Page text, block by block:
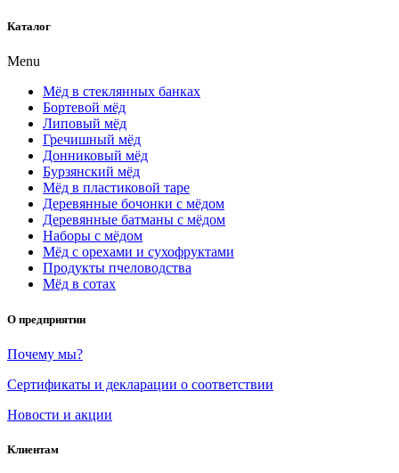
Каталог
Menu
Мёд в стеклянных банках
Бортевой мёд
Липовый мёд
Гречишный мёд
Донниковый мёд
Бурзянский мёд
Мёд в пластиковой таре
Деревянные бочонки с мёдом
Деревянные батманы с мёдом
Наборы с мёдом
Мёд с орехами и сухофруктами
Продукты пчеловодства
Мёд в сотах
О предприятии
Почему мы?
Сертификаты и декларации о соответствии
Новости и акции
Клиентам